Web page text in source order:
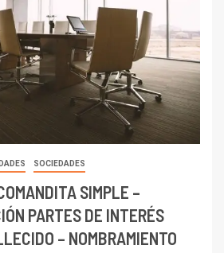
SOCIEDADES
SIMPLE –
PARTES DE INTERÉS
– NOMBRAMIENTO